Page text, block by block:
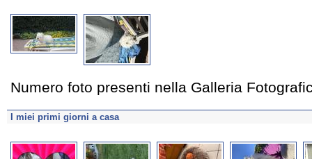
Numero foto presenti nella Galleria
I miei primi giorni a casa